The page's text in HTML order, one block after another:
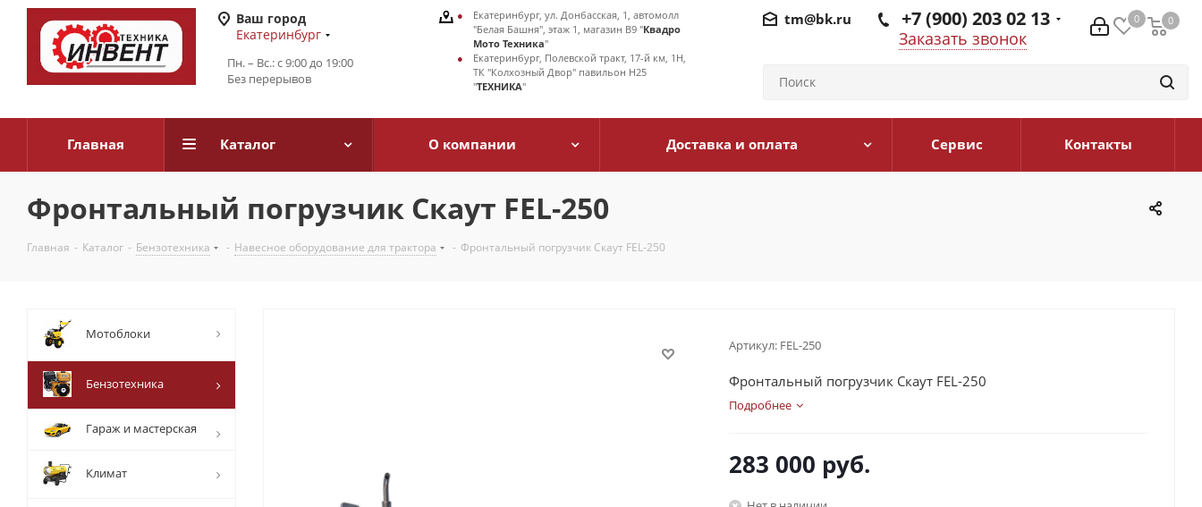
Ваш город
Екатеринбург
Пн. – Вс.: с 9:00 до 19:00
Без перерывов
0 0
0
+7 (900) 203 02 13
Заказать звонок
tm@bk.ru
Екатеринбург, ул. Донбасская, 1, автомолл
"Белая Башня", этаж 1, магазин В9 "Квадро
Мото Техника"
Екатеринбург, Полевской тракт, 17-й км, 1Н,
ТК "Колхозный Двор" павильон Н25
"ТЕХНИКА"
Главная Каталог О компании Доставка и оплата Сервис Контакты
Фронтальный погрузчик Скаут FEL-250
Главная - Каталог - Бензотехника - Навесное оборудование для трактора - Фронтальный погрузчик Скаут FEL-250
Артикул: FEL-250
Фронтальный погрузчик Скаут FEL-250
Подробнее
283 000 руб.
Мотоблоки
Бензотехника
Гараж и мастерская
Климат